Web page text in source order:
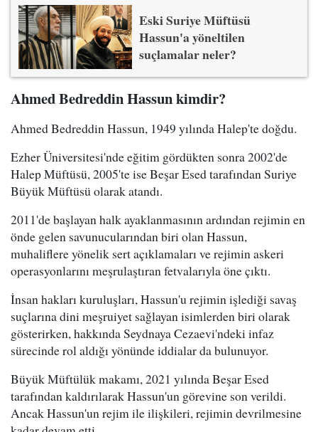
Eski Suriye Müftüsü
Hassun'a yöneltilen
suçlamalar neler?
Ahmed Bedreddin Hassun kimdir?
Ahmed Bedreddin Hassun, 1949 yılında Halep'te doğdu.
Ezher Üniversitesi'nde eğitim gördükten sonra 2002'de
Halep Müftüsü, 2005'te ise Beşar Esed tarafından Suriye
Büyük Müftüsü olarak atandı.
2011'de başlayan halk ayaklanmasının ardından rejimin en
önde gelen savunucularından biri olan Hassun,
muhaliflere yönelik sert açıklamaları ve rejimin askeri
operasyonlarını meşrulaştıran fetvalarıyla öne çıktı.
İnsan hakları kuruluşları, Hassun'u rejimin işlediği savaş
suçlarına dini meşruiyet sağlayan isimlerden biri olarak
gösterirken, hakkında Seydnaya Cezaevi'ndeki infaz
sürecinde rol aldığı yönünde iddialar da bulunuyor.
Büyük Müftülük makamı, 2021 yılında Beşar Esed
tarafından kaldırılarak Hassun'un görevine son verildi.
Ancak Hassun'un rejim ile ilişkileri, rejimin devrilmesine